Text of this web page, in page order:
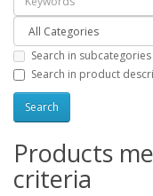
Search in subcategories
Search in product
Products
criteria